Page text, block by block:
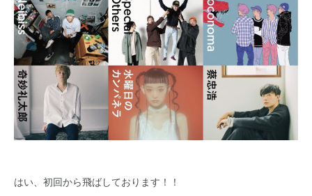
はい、初回から飛ばしております！！